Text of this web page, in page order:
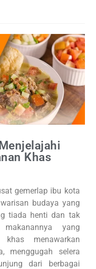
Khas
gemerlap ibu kota
budaya yang
tiada henti dan tak
yang
menawarkan
menggugah selera
dari berbagai